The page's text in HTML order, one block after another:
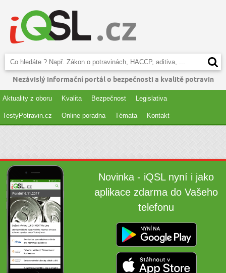
Nezávislý informační portál o bezpečnosti a kvalitě potravin
Aktuality z oboru Kvalita Bezpečnost Legislativa
TestyPotravin.cz Online poradna Témata Kontakt
Novinka - iQSL nyní i jako
aplikace zdarma do Vašeho
telefonu